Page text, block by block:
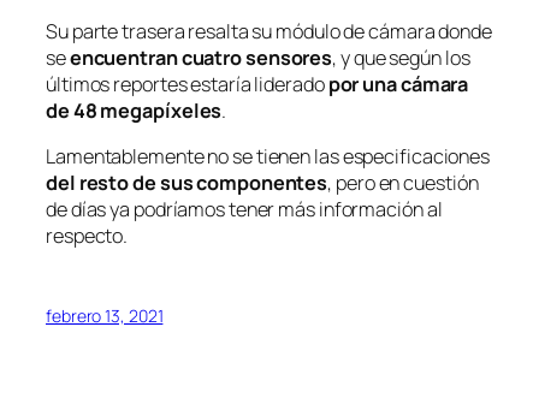
Su parte trasera resalta su módulo de cámara donde
seencuentran cuatro sensores, y que según los
últimos reportes estaría lideradopor una cámara
de 48 megapíxeles.
Lamentablemente no se tienen las especificaciones
del resto de sus componentes, pero en cuestión
de días ya podríamos tener más información al
respecto.
febrero 13, 2021